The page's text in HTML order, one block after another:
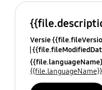
Versie
{{file.languageName}}